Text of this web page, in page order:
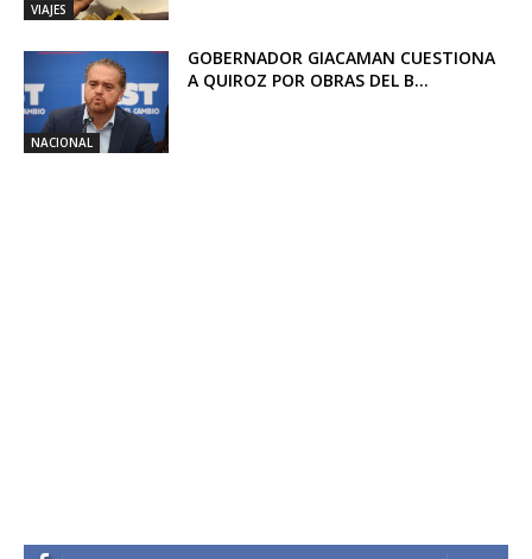
VIAJES
NACIONAL
GOBERNADOR GIACAMAN CUESTIONA
A QUIROZ POR OBRAS DEL B...